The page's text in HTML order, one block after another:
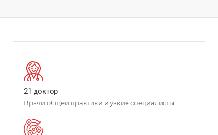
21 доктор
Врачи общей практики и узкие специалисты